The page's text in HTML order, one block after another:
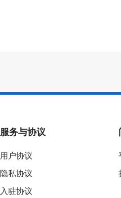
服务与协议
用户协议
隐私协议
入驻协议